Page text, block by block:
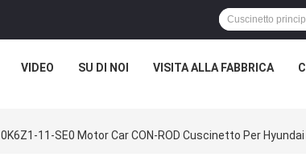
VIDEO SU DI NOI VISITA ALLA FABBRICA
0K6Z1-11-SE0 Motor Car CON-ROD Cuscinetto Per